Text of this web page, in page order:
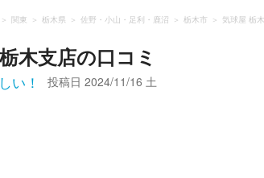
関東 栃木県 佐野・小山・足利・鹿沼 栃木市 気球屋 栃
木支店の口コミ
い！ 投稿日 2024/11/16 土